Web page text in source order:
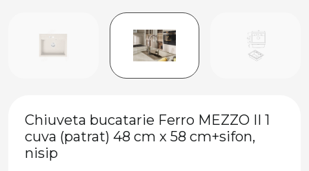
Chiuveta bucatarie Ferro MEZZO II 1
cuva (patrat) 48 cm x 58 cm+sifon,
nisip